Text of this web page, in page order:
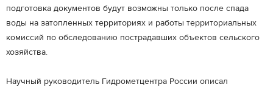
подготовка документов будут возможны только после спада
воды на затопленных территориях и работы территориальных
комиссий по обследованию пострадавших объектов сельского
хозяйства.
Научный руководитель Гидрометцентра России описал